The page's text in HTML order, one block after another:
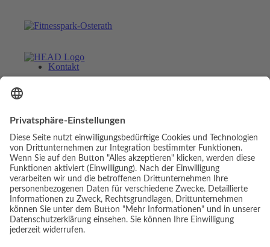
Kontakt
Menü Menü
Link zu Facebook
© Copyright - Luis Elias | Webdesign & Umsetzung:
cambium digital